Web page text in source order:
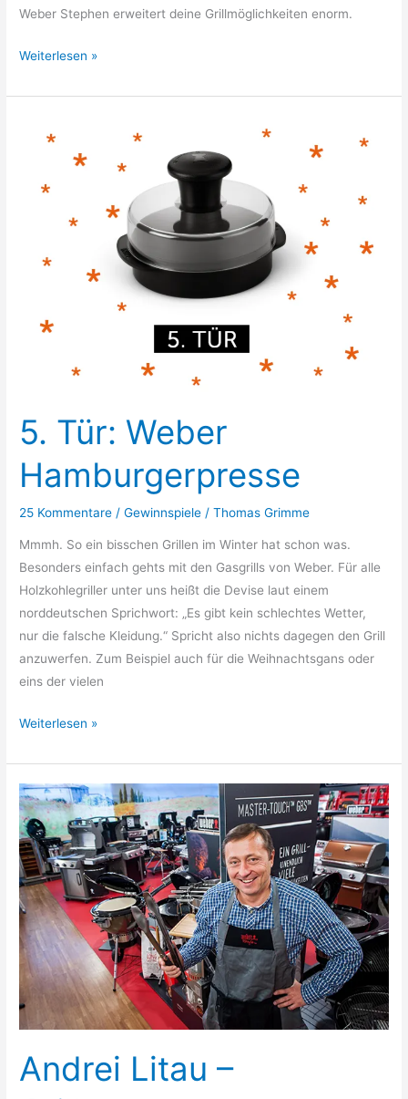
Weber Stephen erweitert deine Grillmöglichkeiten enorm.
17.
Weber
Weiterlesen »
5. Tür: Weber
Hamburgerpresse
25 Kommentare /Gewinnspiele /Thomas Grimme
Mmmh. So ein bisschen Grillen im Winter hat schon was.
Besonders einfach gehts mit den Gasgrills von Weber. Für alle
Holzkohlegriller unter uns heißt die Devise laut einem
norddeutschen Sprichwort: „Es gibt kein schlechtes Wetter,
nur die falsche Kleidung.“ Spricht also nichts dagegen den Grill
anzuwerfen. Zum Beispiel auch für die Weihnachtsgans oder
eins der vielen
5.
Weber
Hamburgerpresse
Weiterlesen »
Andrei Litau –